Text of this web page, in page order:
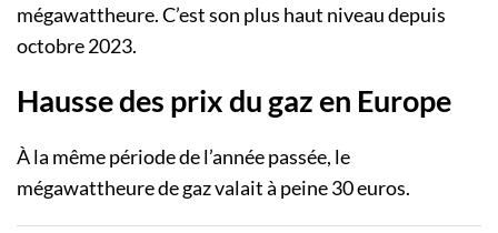
mégawattheure. C’est son plus haut niveau depuis
octobre 2023.
Hausse des prix du gaz en Europe
À la même période de l’année passée, le
mégawattheure de gaz valait à peine 30 euros.